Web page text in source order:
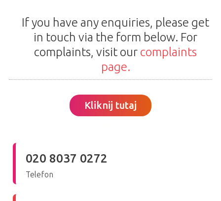
If you have any enquiries, please get
in touch via the form below. For
complaints, visit our complaints
page.
Kliknij tutaj
020 8037 0272
Telefon